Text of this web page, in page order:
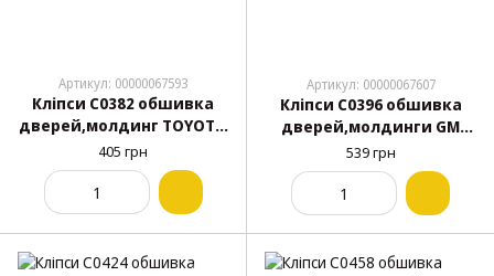
Артикул: 00000067593
Кліпси C0382 обшивка
дверей,молдинг TOYOTA,
LEXUS, SCION (9046710162,
90467-10162, 15824) ( уп.
405 грн
Артикул: 00000067607
Кліпси C0396 обшивка
дверей,молдинги GM
15076791 ( уп. 100 шт.)
539 грн